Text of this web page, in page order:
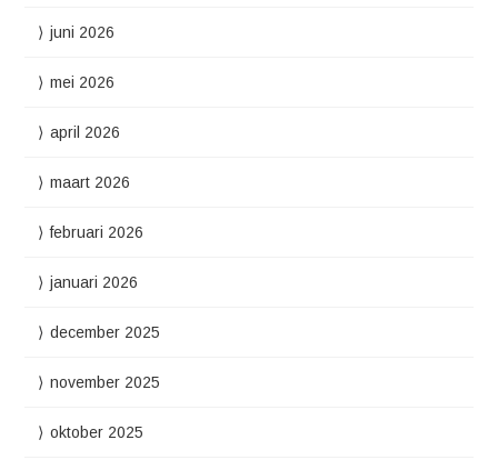
juni 2026
mei 2026
april 2026
maart 2026
februari 2026
januari 2026
december 2025
november 2025
oktober 2025